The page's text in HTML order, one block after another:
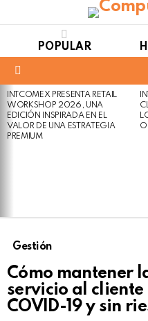
POPULAR
LATEST
STORIES
INTCOMEX PRESENTA RETAIL
WORKSHOP 2026, UNA
EDICIÓN INSPIRADA EN EL
VALOR DE UNA ESTRATEGIA
PREMIUM
Gestión
Cómo mantener
servicio al cliente
COVID-19 y sin